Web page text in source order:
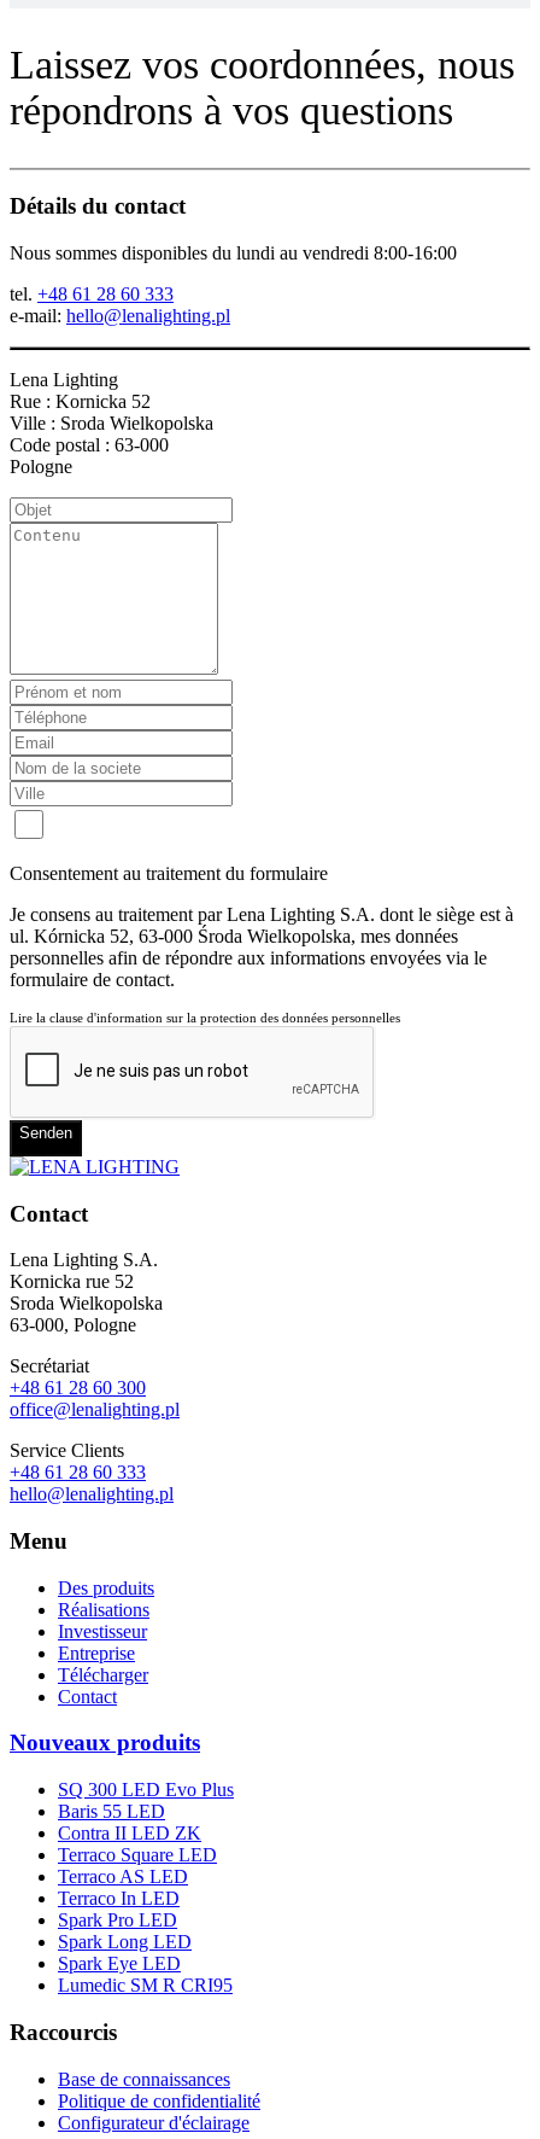
Laissez vos coordonnées, nous
répondrons à vos questions
Détails du contact
Nous sommes disponibles du lundi au vendredi 8:00-16:00
tel. +48 61 28 60 333
e-mail: hello@lenalighting.pl
Lena Lighting
Rue : Kornicka 52
Ville : Sroda Wielkopolska
Code postal : 63-000
Pologne
Consentement au traitement du formulaire
Je consens au traitement par Lena Lighting S.A. dont le siège est à
ul. Kórnicka 52, 63-000 Środa Wielkopolska, mes données
personnelles afin de répondre aux informations envoyées via le
formulaire de contact.
Lire la clause d'information sur la protection des données personnelles
Senden
Contact
Lena Lighting S.A.
Kornicka rue 52
Sroda Wielkopolska
63-000, Pologne
Secrétariat
+48 61 28 60 300
office@lenalighting.pl
Service Clients
+48 61 28 60 333
hello@lenalighting.pl
Menu
Des produits
Réalisations
Investisseur
Entreprise
Télécharger
Contact
Nouveaux produits
SQ 300 LED Evo Plus
Baris 55 LED
Contra II LED ZK
Terraco Square LED
Terraco AS LED
Terraco In LED
Spark Pro LED
Spark Long LED
Spark Eye LED
Lumedic SM R CRI95
Raccourcis
Base de connaissances
Politique de confidentialité
Configurateur d'éclairage